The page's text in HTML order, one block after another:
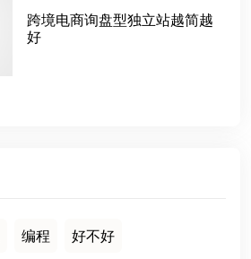
跨境电商询盘型独立站越简越
好
编程 好不好